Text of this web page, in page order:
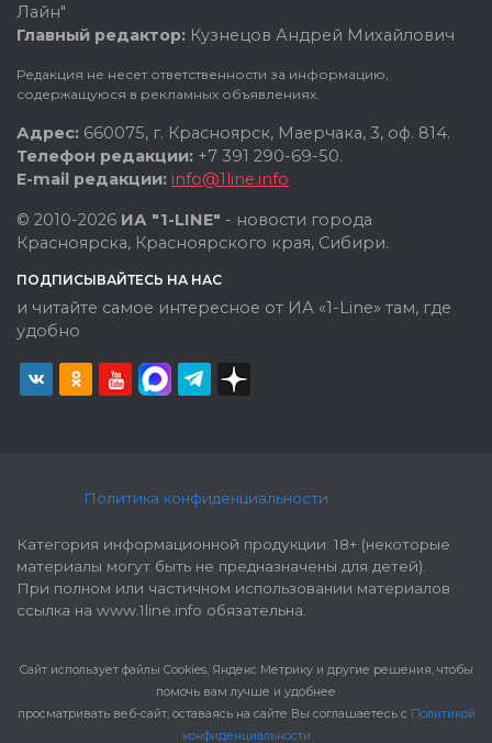
Лайн"
Главный редактор: Кузнецов Андрей Михайлович
Редакция не несет ответственности за информацию,
содержащуюся в рекламных объявлениях.
Адрес: 660075, г. Красноярск, Маерчака, 3, оф. 814.
Телефон редакции: +7 391 290-69-50.
E-mail редакции: info@1line.info
© 2010-2026 ИА "1-LINE" - новости города
Красноярска, Красноярского края, Сибири.
ПОДПИСЫВАЙТЕСЬ НА НАС
и читайте самое интересное от ИА «1-Line» там, где
удобно
Политика конфиденциальности
Категория информационной продукции: 18+ (некоторые
материалы могут быть не предназначены для детей).
При полном или частичном использовании материалов
ссылка на www.1line.info обязательна.
Cайт использует файлы Cookies, Яндекс Метрику и другие решения, чтобы
помочь вам лучше и удобнее
просматривать веб-сайт, оставаясь на сайте Вы соглашаетесь с Политикой
конфиденциальности